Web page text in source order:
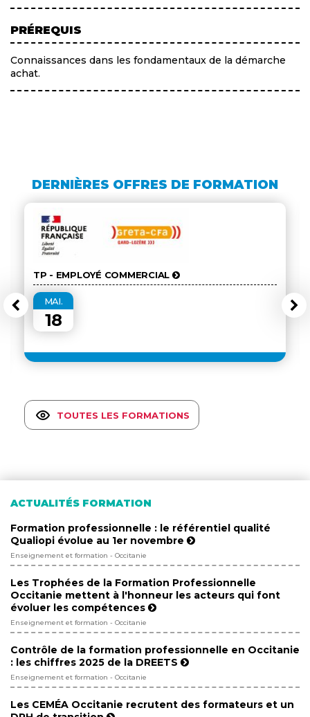
PRÉREQUIS
Connaissances dans les fondamentaux de la démarche
achat.
DERNIÈRES OFFRES DE FORMATION
TP - EMPLOYÉ COMMERCIAL
MAI.
18
TOUTES LES FORMATIONS
ACTUALITÉS FORMATION
Formation professionnelle : le référentiel qualité
Qualiopi évolue au 1er novembre
Enseignement et formation - Occitanie
Les Trophées de la Formation Professionnelle
Occitanie mettent à l'honneur les acteurs qui font
évoluer les compétences
Enseignement et formation - Occitanie
Contrôle de la formation professionnelle en Occitanie
: les chiffres 2025 de la DREETS
Enseignement et formation - Occitanie
Les CEMÉA Occitanie recrutent des formateurs et un